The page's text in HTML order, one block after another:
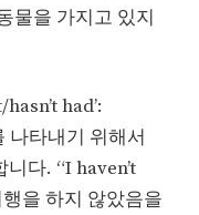
물을 가지고 있지
had’:
나타내기 위해서
니다. “I haven’t
을 하지 않았음을